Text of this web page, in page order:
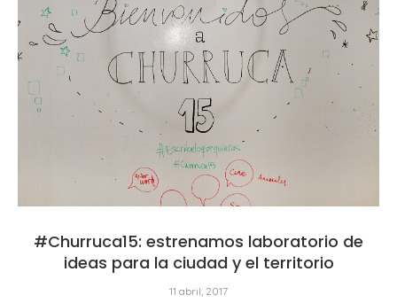
#Churruca15: estrenamos laboratorio de
ideas para la ciudad y el territorio
11 abril, 2017